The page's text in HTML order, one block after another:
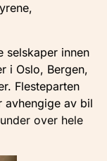
selskaper innen
i Oslo, Bergen,
Flesteparten
avhengige av bil
over hele